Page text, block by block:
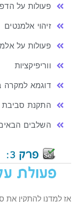
פעולות על
זיהוי אלמנטים
פעולות על
ווריפיקציות
דוגמא למקרה
התקנת סביבת CSharp
השלבים
אז למדנו להתקין את